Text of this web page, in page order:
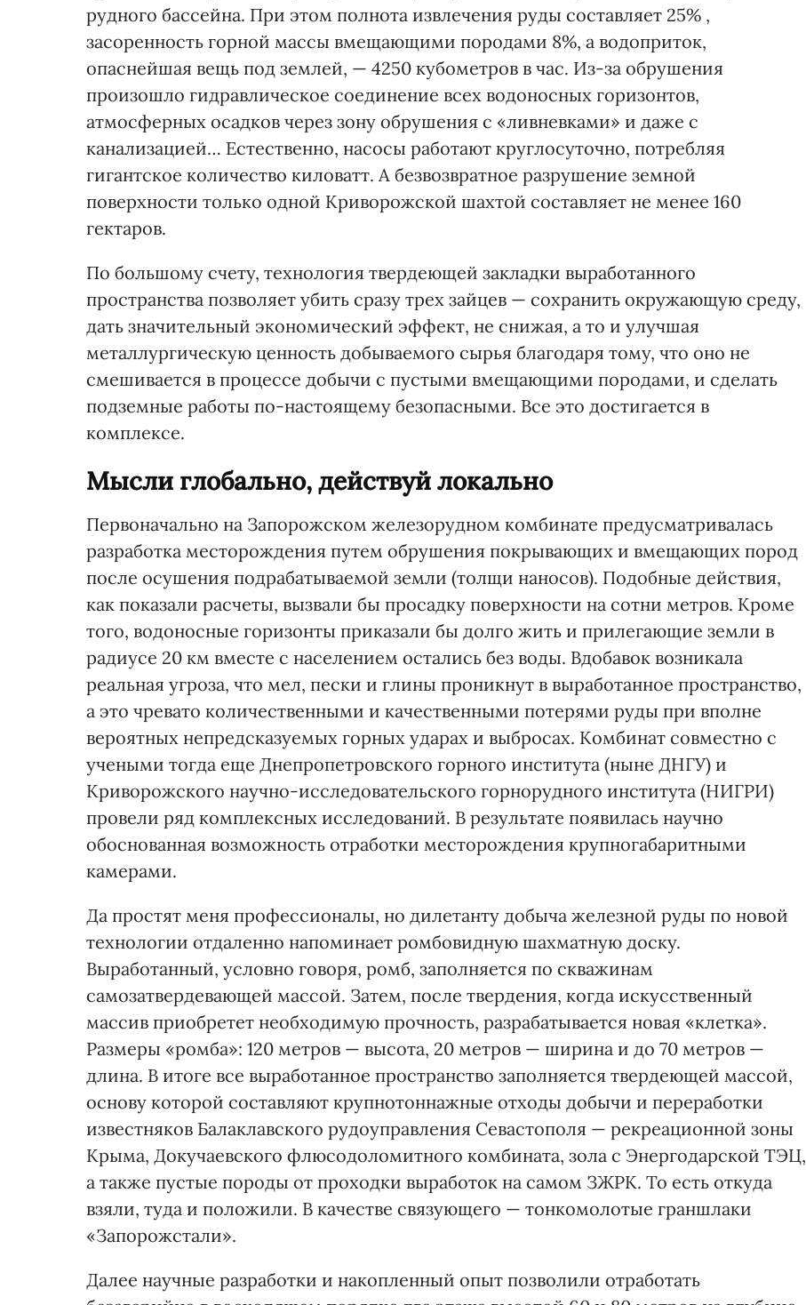
рудного бассейна. При этом полнота извлечения руды составляет 25% ,
засоренность горной массы вмещающими породами 8%, а водоприток,
опаснейшая вещь под землей, — 4250 кубометров в час. Из-за обрушения
произошло гидравлическое соединение всех водоносных горизонтов,
атмосферных осадков через зону обрушения с «ливневками» и даже с
канализацией… Естественно, насосы работают круглосуточно, потребляя
гигантское количество киловатт. А безвозвратное разрушение земной
поверхности только одной Криворожской шахтой составляет не менее 160
гектаров.
По большому счету, технология твердеющей закладки выработанного
пространства позволяет убить сразу трех зайцев — сохранить окружающую среду,
дать значительный экономический эффект, не снижая, а то и улучшая
металлургическую ценность добываемого сырья благодаря тому, что оно не
смешивается в процессе добычи с пустыми вмещающими породами, и сделать
подземные работы по-настоящему безопасными. Все это достигается в
комплексе.
Мысли глобально, действуй локально
Первоначально на Запорожском железорудном комбинате предусматривалась
разработка месторождения путем обрушения покрывающих и вмещающих пород
после осушения подрабатываемой земли (толщи наносов). Подобные действия,
как показали расчеты, вызвали бы просадку поверхности на сотни метров. Кроме
того, водоносные горизонты приказали бы долго жить и прилегающие земли в
радиусе 20 км вместе с населением остались без воды. Вдобавок возникала
реальная угроза, что мел, пески и глины проникнут в выработанное пространство,
а это чревато количественными и качественными потерями руды при вполне
вероятных непредсказуемых горных ударах и выбросах. Комбинат совместно с
учеными тогда еще Днепропетровского горного института (ныне ДНГУ) и
Криворожского научно-исследовательского горнорудного института (НИГРИ)
провели ряд комплексных исследований. В результате появилась научно
обоснованная возможность отработки месторождения крупногабаритными
камерами.
Да простят меня профессионалы, но дилетанту добыча железной руды по новой
технологии отдаленно напоминает ромбовидную шахматную доску.
Выработанный, условно говоря, ромб, заполняется по скважинам
самозатвердевающей массой. Затем, после твердения, когда искусственный
массив приобретет необходимую прочность, разрабатывается новая «клетка».
Размеры «ромба»: 120 метров — высота, 20 метров — ширина и до 70 метров —
длина. В итоге все выработанное пространство заполняется твердеющей массой,
основу которой составляют крупнотоннажные отходы добычи и переработки
известняков Балаклавского рудоуправления Севастополя — рекреационной зоны
Крыма, Докучаевского флюсодоломитного комбината, зола с Энергодарской ТЭЦ,
а также пустые породы от проходки выработок на самом ЗЖРК. То есть откуда
взяли, туда и положили. В качестве связующего — тонкомолотые граншлаки
«Запорожстали».
Далее научные разработки и накопленный опыт позволили отработать